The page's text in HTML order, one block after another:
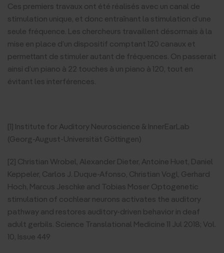
Ces premiers travaux ont été réalisés avec un canal de
stimulation unique, et donc entraînant la stimulation d’une
seule fréquence. Les chercheurs travaillent désormais à la
mise en place d’un dispositif comptant 120 canaux et
permettant de stimuler autant de fréquences. On passerait
ainsi d’un piano à 22 touches à un piano à 120, tout en
évitant les interférences.
[1] Institute for Auditory Neuroscience & InnerEarLab
(Georg-August-Universität Göttingen)
[2] Christian Wrobel, Alexander Dieter, Antoine Huet, Daniel
Keppeler, Carlos J. Duque-Afonso, Christian Vogl, Gerhard
Hoch, Marcus Jeschke and Tobias Moser Optogenetic
stimulation of cochlear neurons activates the auditory
pathway and restores auditory-driven behavior in deaf
adult gerbils. Science Translational Medicine 11 Jul 2018; Vol.
10, Issue 449